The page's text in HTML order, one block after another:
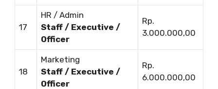
17
HR / Admin
Staff / Executive /
Officer
Rp.
3.000.000,00
18
Marketing
Staff / Executive /
Officer
Rp.
6.000.000,00